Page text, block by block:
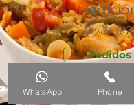
- Desde
Pedidos
WhatsApp Phone